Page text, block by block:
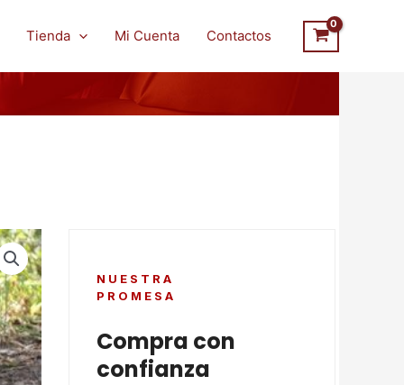
Tienda Mi Cuenta Contactos
NUESTRA
PROMESA
Compra con
confianza